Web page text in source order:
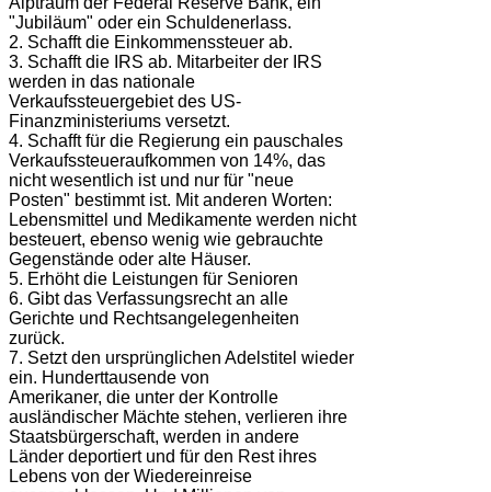
"Jubiläum" oder ein Schuldenerlass.
2. Schafft die Einkommenssteuer ab.
3. Schafft die IRS ab. Mitarbeiter der IRS
werden in das nationale
Verkaufssteuergebiet des US-
Finanzministeriums versetzt.
4. Schafft für die Regierung ein pauschales
Verkaufssteueraufkommen von 14%, das
nicht wesentlich ist und nur für "neue
Posten" bestimmt ist. Mit anderen Worten:
Lebensmittel und Medikamente werden nicht
besteuert, ebenso wenig wie gebrauchte
Gegenstände oder alte Häuser.
5. Erhöht die Leistungen für Senioren
6. Gibt das Verfassungsrecht an alle
Gerichte und Rechtsangelegenheiten
zurück.
7. Setzt den ursprünglichen Adelstitel wieder
ein. Hunderttausende von
Amerikaner, die unter der Kontrolle
ausländischer Mächte stehen, verlieren ihre
Staatsbürgerschaft, werden in andere
Länder deportiert und für den Rest ihres
Lebens von der Wiedereinreise